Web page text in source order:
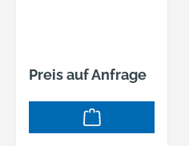
Preis auf Anfrage